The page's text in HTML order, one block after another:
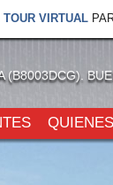
(B8003DCG).
TOUR VIRTUAL